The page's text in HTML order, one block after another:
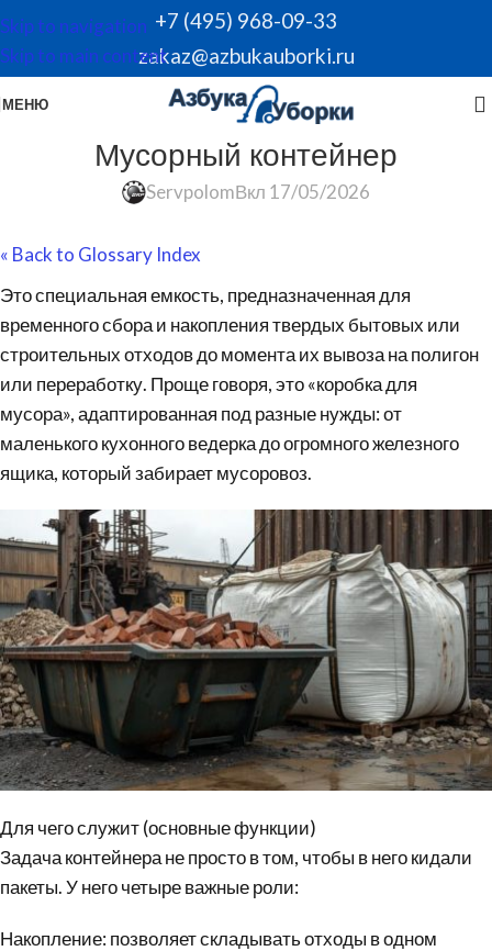
Skip to navigation
Skip to main content
+7 (495) 968-09-33
zakaz@azbukauborki.ru
МЕНЮ
Мусорный контейнер
ServpolomВкл 17/05/2026
« Back to Glossary Index
Это специальная емкость, предназначенная для
временного сбора и накопления твердых бытовых или
строительных отходов до момента их вывоза на полигон
или переработку. Проще говоря, это «коробка для
мусора», адаптированная под разные нужды: от
маленького кухонного ведерка до огромного железного
ящика, который забирает мусоровоз.
Для чего служит (основные функции)
Задача контейнера не просто в том, чтобы в него кидали
пакеты. У него четыре важные роли:
Накопление: позволяет складывать отходы в одном